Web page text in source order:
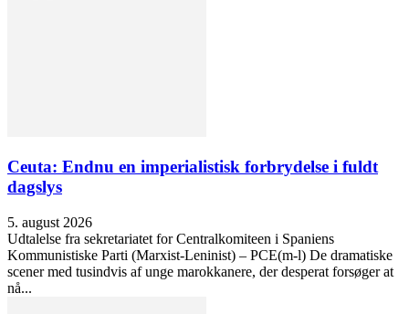
Ceuta: Endnu en imperialistisk forbrydelse i fuldt
dagslys
5. august 2026
Udtalelse fra sekretariatet for Centralkomiteen i Spaniens
Kommunistiske Parti (Marxist-Leninist) – PCE(m-l) De dramatiske
scener med tusindvis af unge marokkanere, der desperat forsøger at
nå...